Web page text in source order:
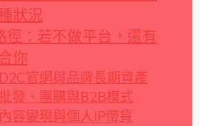
狀況
徑：若不做平台，還有
你
D2C官網與品牌長期資產
批發、團購與B2B模式
內容變現與個人IP帶貨